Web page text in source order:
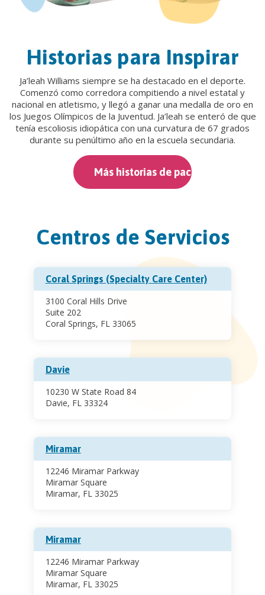
Historias para Inspirar
Ja’leah Williams siempre se ha destacado en el deporte.
Comenzó como corredora compitiendo a nivel estatal y
nacional en atletismo, y llegó a ganar una medalla de oro en
los Juegos Olímpicos de la Juventud. Ja’leah se enteró de que
tenía escoliosis idiopática con una curvatura de 67 grados
durante su penúltimo año en la escuela secundaria.
Más historias de pacientes
Centros de Servicios
Coral Springs (Specialty Care Center)
3100 Coral Hills Drive
Suite 202
Coral Springs, FL 33065
Davie
10230 W State Road 84
Davie, FL 33324
Miramar
12246 Miramar Parkway
Miramar Square
Miramar, FL 33025
Miramar
12246 Miramar Parkway
Miramar Square
Miramar, FL 33025